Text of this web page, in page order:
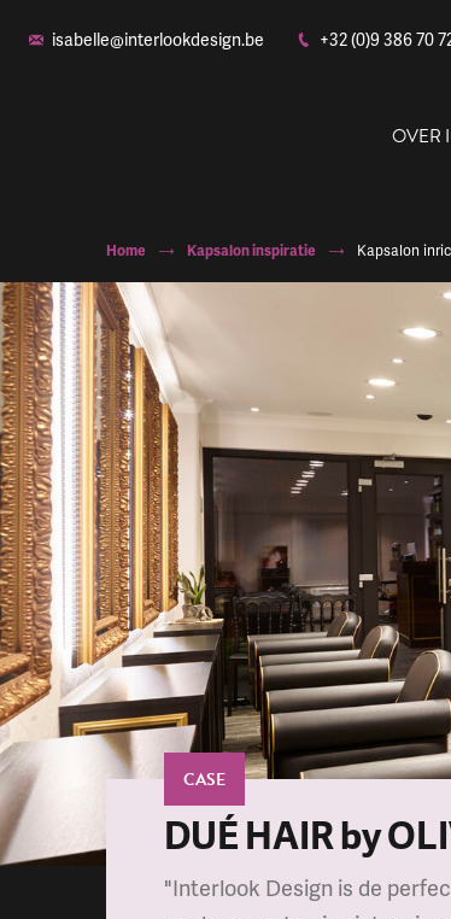
OVER
isabelle@interlookdesign.be +32 (0)9 386 70
Home Kapsalon inspiratie Kapsalon
CASE
DUÉ HAIR by
"Interlook Design is de